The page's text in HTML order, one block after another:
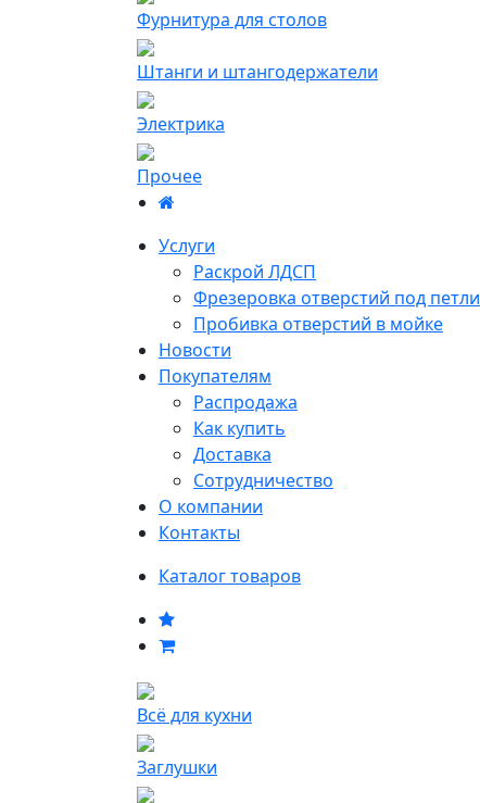
Фурнитура для столов
Штанги и штангодержатели
Электрика
Прочее
Услуги
Раскрой ЛДСП
Фрезеровка отверстий под петли
Пробивка отверстий в мойке
Новости
Покупателям
Распродажа
Как купить
Доставка
Сотрудничество
О компании
Контакты
Каталог товаров
Всё для кухни
Заглушки